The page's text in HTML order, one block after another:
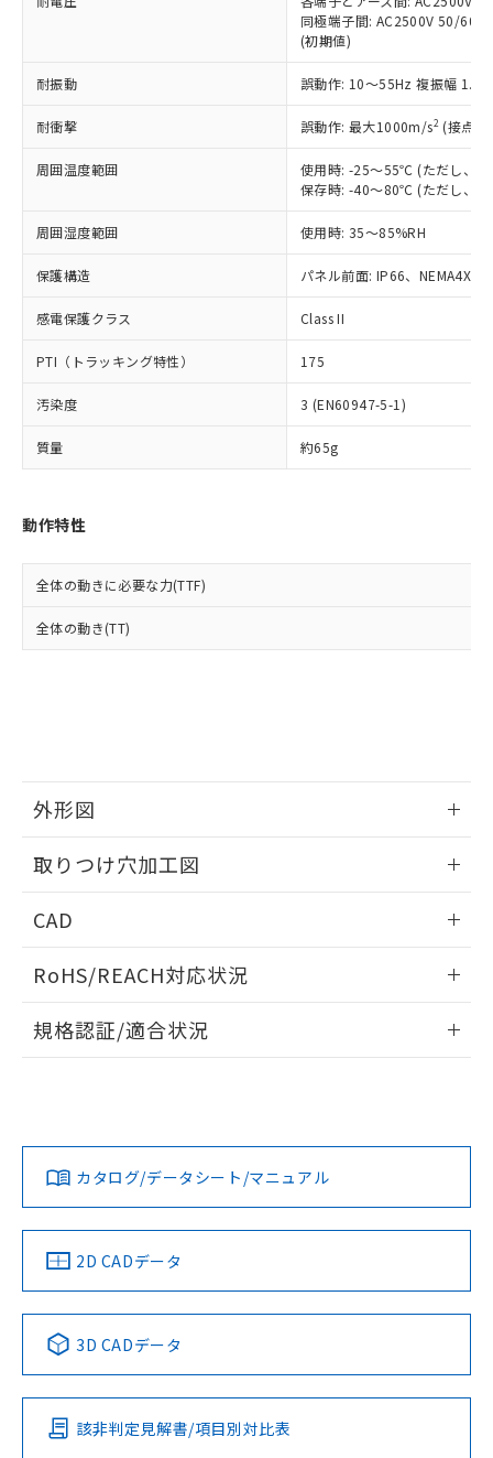
同極端子間: AC2500V 50/
(初期値)
耐振動 誤動作: 10～55Hz 複振幅
耐衝撃 誤動作: 最大1000m/s2 (接点
周囲温度範囲
使用時: -25～55℃ (ただし、氷
保存時: -40～80℃ (ただし、氷
周囲湿度範囲 使用時: 35～85%RH
保護構造 パネル前面: IP66、NEMA4X,
感電保護クラス Class II
PTI（トラッキング特性） 175
汚染度 3 (EN60947-5-1)
質量 約65g
動作特性
全体の動きに必要な力(TTF)
全体の動き(TT)
外形図
取りつけ穴加工図
CAD
ドすることができます。
ログイン/会員登録
ダウンロードデータをご利用いただく前に、以下を必ずお読
みください。
ソフトウェアの使用条件
RoHS/REACH対応状況
EU RoHS 注意事項・凡例
対応済み
中国 RoHS 注意事項・凡例
Pb Hg Cd Cr(VI)
O
規格認証/適合状況
カタログ/データシート/マニュアル
2D CADデータ
3D CADデータ
該非判定見解書/項目別対比表
在庫状況および標準価格照会結果は、
記載している更新日時点での社内デー
タに基づき作成されるものであり、閲
覧された時点での実際の在庫および標
準価格とは異なる場合があることをご
正式な納期状況および標準価格はお客
様のお取引先、またはお客様担当のオ
ムロン制御機器販売店・当社販売員に
オムロン制御機器販売店や当社販売拠
販売ネットワーク
」をご確認
在庫状況および標準価格結果を当社の
事前の承諾なく第三者に漏洩または開
示しないようお願いします。
マイパーツ機能（部品リスト作成サー
ビス）をご利用いただくには、I-Web
メンバーズにご登録されている必要が
引・商談に必要な範囲で利用すること
をご了承ください。
※当社の共同利用者とは、
の共同利用に関して"
の「1.共同利
むを得ず変更することがあります。
六価クロム(Cr(Ⅵ)) 1000ppm以下、ポリ臭化ビフェニル
類(PBB) 1000ppm以下、ポリ臭化ジフェニルエーテル類
(PBDE) 1000ppm以下、フタル酸ビス(2-エチルヘキシ
ル) (DEHP)(別名：DOP) 1000ppm以下、フタル酸ブチ
ルベンジル（BBP） 1000ppm以下、フタル酸ジブチル
（DBP） 1000ppm以下、フタル酸ジイソブチル
適用除外項目は除く。
フタル酸エステル類の４物質については閾値を超える意
図的な使用がないことを確認しています。
部品在庫の切り替え状況などにより、予定
月が前後することがあります。
とができます。
51物質の非含有証明書（当社基準）
欄に対応日を記載しておりました。
既に当社にて対応品への在庫切替を完了
していることから、特段のことがない限
り、2022年1月12日より割愛しておりま
す。
「－」：未確認です。当社販売部門へお問
*中国RoHS10物質の基準値 (GB/T26572)：
Pb(鉛) :1000ppm、 Hg(水銀) : 1000ppm、 Cd(カドミウ
Cr(Ⅵ)(六価クロム) : 1000ppm、 PBBs(ポリ臭化ビフェ
DBP(フタル酸ジブチル) : 1000ppm、 DIBP(フタル酸ジ
イソブチル) : 1000ppm、 BBP(フタル酸ブチルベンジ
DEHP(フタル酸ビス(2-エチルヘキシル)) : 1000ppm
※2 環境保護使用期限
「ｅ」：有害物質（10物質）のすべてが基
準値以下であることを示します。
「10」：通常の使用状況下において有害物
質が外部に漏えいし、環境に深刻な影響を
及ぼさない年数を意味します。
「－」：未確認です。当社販売部門へお問
い合わせください。
為替および外国貿易法に定める商品
（以下｢規制貨物等」という）を輸出
または国外への提供する場合は、日本
国政府の輸出許可(または役務取引許
可)を取得するなどの必要な手続きを
当社は規制貨物を破棄する場合は、完
全に破砕するなど、違法に輸出されな
いよう必要な手段を講じます。
当社は貴社製品を、核兵器、ミサイ
ル、化学兵器、生物兵器またはその他
武器並びにこれらの製造装置等に一切
当社は、貴社製品を第三者に販売する
場合は、上記1、2および3の内容を当
該第三者に通知します。また当社は、
販売先および販売に係わる関係者が違
法に輸出するおそれがある場合は、取
り引きをいたしません。
一定数以上の在庫あり
一定数には満たないが在庫あり
在庫なし(最新の在庫状況につ
いては、お客様のお取引先、ま
たはお客様担当のオムロン制御
機器販売店・当社販売員にご確
受注生産機種、また在庫状況の
情報を公開していない機種